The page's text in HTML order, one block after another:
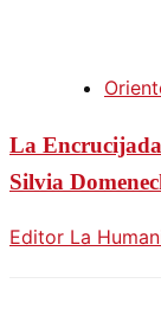
La
Silvia
Editor La